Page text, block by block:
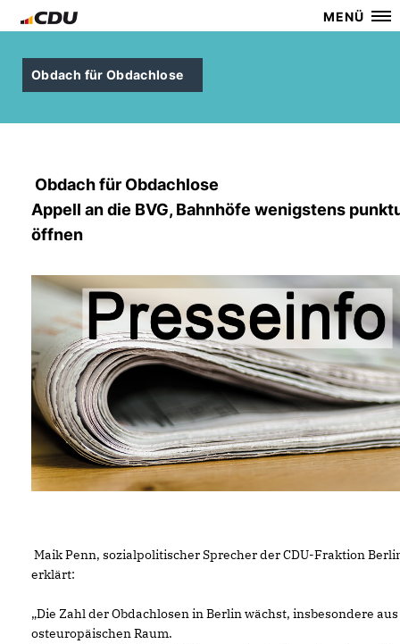
MENÜ
Obdach für Obdachlose
Obdach für Obdachlose
Appell an die BVG, Bahnhöfe wenigstens
öffnen
Maik Penn, sozialpolitischer Sprecher der CDU-Fraktion
erklärt:
Die Zahl der Obdachlosen in Berlin wächst, insbesondere
osteuropäischen Raum.